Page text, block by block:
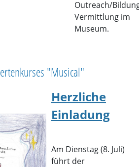
Outreach/
Vermittlung im
Museum.
"Musical"
Herzliche
Einladung
Am Dienstag (8. Juli)
führt der